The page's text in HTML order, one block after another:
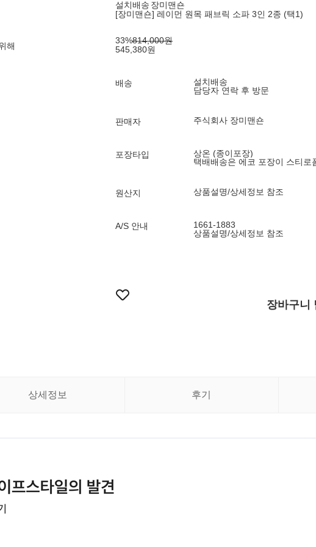
해
설치배송 장미맨숀
[장미맨숀] 레이먼 원목 패브릭 소파 3인 2종 (택1)
33%814,000원
545,380원
배송
설치배송
담당자 연락 후 방문
판매자 주식회사 장미맨숀
포장타입
상온 (종이포장)
택배배송은 에코 포장이 스티로
원산지 상품설명/상세정보 참조
A/S 안내
1661-1883
상품설명/상세정보 참조
장바구니
상세정보 후기